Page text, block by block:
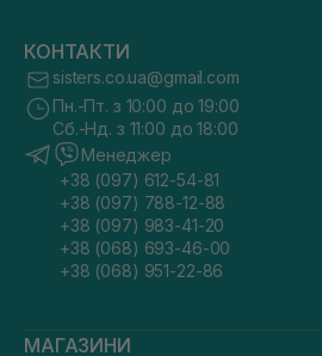
КОНТАКТИ
sisters.co.ua@gmail.com
Пн.-Пт. з 10:00 до 19:00
Сб.-Нд. з 11:00 до 18:00
Менеджер
+38 (097) 612-54-81
+38 (097) 788-12-88
+38 (097) 983-41-20
+38 (068) 693-46-00
+38 (068) 951-22-86
МАГАЗИНИ